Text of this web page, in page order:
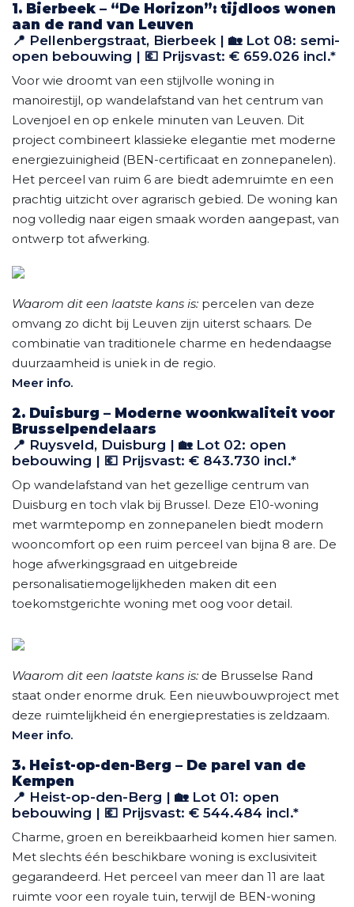
1. Bierbeek – “De Horizon”: tijdloos wonen
aan de rand van Leuven
📍 Pellenbergstraat, Bierbeek | 🏡 Lot 08: semi-
open bebouwing | 💶 Prijsvast: € 659.026 incl.*
Voor wie droomt van een stijlvolle woning in
manoirestijl, op wandelafstand van het centrum van
Lovenjoel en op enkele minuten van Leuven. Dit
project combineert klassieke elegantie met moderne
energiezuinigheid (BEN-certificaat en zonnepanelen).
Het perceel van ruim 6 are biedt ademruimte en een
prachtig uitzicht over agrarisch gebied. De woning kan
nog volledig naar eigen smaak worden aangepast, van
ontwerp tot afwerking.
Waarom dit een laatste kans is: percelen van deze
omvang zo dicht bij Leuven zijn uiterst schaars. De
combinatie van traditionele charme en hedendaagse
duurzaamheid is uniek in de regio.
Meer info.
2. Duisburg – Moderne woonkwaliteit voor
Brusselpendelaars
📍 Ruysveld, Duisburg | 🏡 Lot 02: open
bebouwing | 💶 Prijsvast: € 843.730 incl.*
Op wandelafstand van het gezellige centrum van
Duisburg en toch vlak bij Brussel. Deze E10-woning
met warmtepomp en zonnepanelen biedt modern
wooncomfort op een ruim perceel van bijna 8 are. De
hoge afwerkingsgraad en uitgebreide
personalisatiemogelijkheden maken dit een
toekomstgerichte woning met oog voor detail.
Waarom dit een laatste kans is: de Brusselse Rand
staat onder enorme druk. Een nieuwbouwproject met
deze ruimtelijkheid én energieprestaties is zeldzaam.
Meer info.
3. Heist-op-den-Berg – De parel van de
Kempen
📍 Heist-op-den-Berg | 🏡 Lot 01: open
bebouwing | 💶 Prijsvast: € 544.484 incl.*
Charme, groen en bereikbaarheid komen hier samen.
Met slechts één beschikbare woning is exclusiviteit
gegarandeerd. Het perceel van meer dan 11 are laat
ruimte voor een royale tuin, terwijl de BEN-woning